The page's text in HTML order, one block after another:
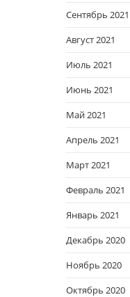
Сентябрь 2021
Август 2021
Июль 2021
Июнь 2021
Май 2021
Апрель 2021
Март 2021
Февраль 2021
Январь 2021
Декабрь 2020
Ноябрь 2020
Октябрь 2020